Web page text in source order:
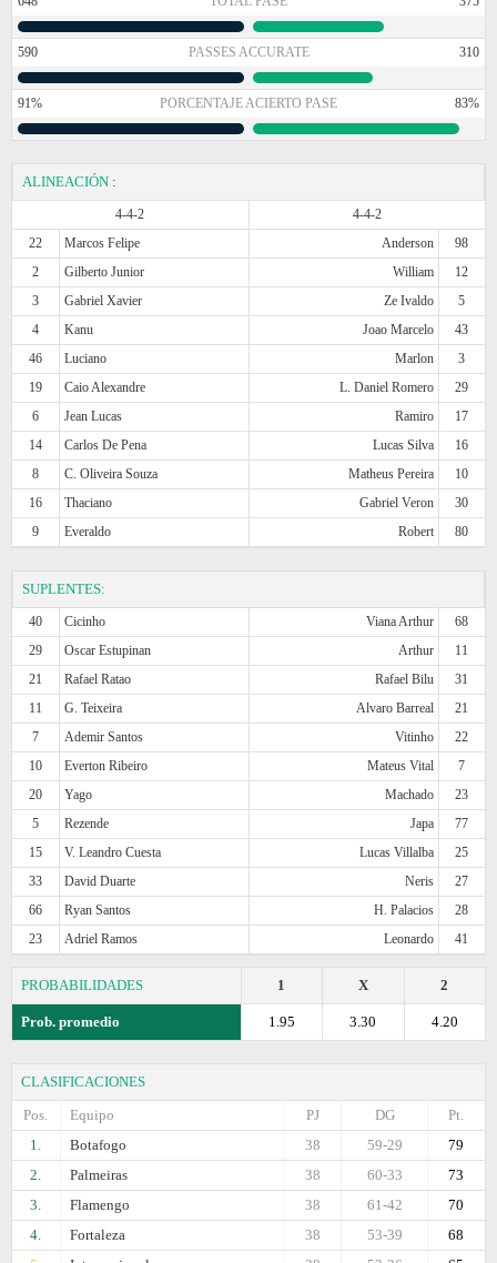
590 PASSES ACCURATE 310
91% PORCENTAJE ACIERTO PASE 83%
ALINEACIÓN :
4-4-2
4-4-2
22
Marcos Felipe Anderson
98
2
Gilberto Junior William
12
3
Gabriel Xavier Ze Ivaldo
5
4
Kanu Joao Marcelo
43
46
Luciano Marlon
3
19
Caio Alexandre L. Daniel Romero
29
6
Jean Lucas Ramiro
17
14
Carlos De Pena Lucas Silva
16
8
C. Oliveira Souza Matheus Pereira
10
16
Thaciano Gabriel Veron
30
9
Everaldo Robert 80
SUPLENTES:
40 Cicinho Viana Arthur
68
29
Oscar Estupinan Arthur
11
21
Rafael Ratao Rafael Bilu
31
11
G. Teixeira Alvaro Barreal
21
7
Ademir Santos Vitinho
22
10
Everton Ribeiro Mateus Vital
7
20
Yago Machado
23
5
Rezende Japa
77
15
V. Leandro Cuesta Lucas Villalba
25
33
David Duarte Neris
27
66
Ryan Santos H. Palacios
28
23
Adriel Ramos Leonardo 41
PROBABILIDADES 2
X
1
Prob. promedio 4.20
3.30
1.95
CLASIFICACIONES
Pos.
Equipo Pt.
DG
PJ
1.
Botafogo 79
59-29
38
2.
Palmeiras 73
60-33
38
3.
Flamengo 70
61-42
38
4.
Fortaleza 68
53-39
38